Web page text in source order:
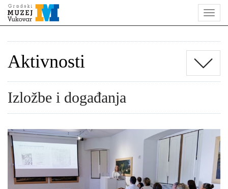
Aktivnosti
Izložbe i događanja